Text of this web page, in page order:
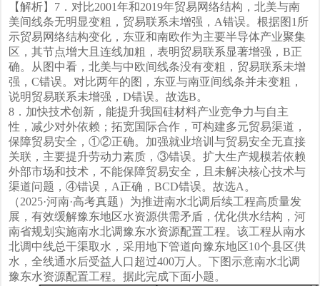
【解析】7．对比2001年和2019年贸易网络结构，北美与南
美间线条无明显变粗，贸易联系未增强，A错误。根据图1所
示贸易网络结构变化，东亚和南欧作为主要半导体产业聚集
区，其节点增大且连线加粗，表明贸易联系显著增强，B正
确。从图中看，北美与中欧间线条没有变粗，贸易联系未增
强，C错误。对比两年的图，东亚与南亚间线条并未变粗，
说明贸易联系未增强，D错误。故选B。
8．加快技术创新，能提升我国硅材料产业竞争力与自主
性，减少对外依赖；拓宽国际合作，可构建多元贸易渠道，
保障贸易安全，①②正确。加强就业培训与贸易安全无直接
关联，主要提升劳动力素质，③错误。扩大生产规模若依赖
外部市场和技术，不能保障贸易安全，且未解决核心技术与
渠道问题，④错误，A正确，BCD错误。故选A。
（2025·河南·高考真题）为推进南水北调后续工程高质量发
展，有效缓解豫东地区水资源供需矛盾，优化供水结构，河
南省规划实施南水北调豫东水资源配置工程。该工程从南水
北调中线总干渠取水，采用地下管道向豫东地区10个县区供
水，全线通水后受益人口超过400万人。下图示意南水北调
豫东水资源配置工程。据此完成下面小题。